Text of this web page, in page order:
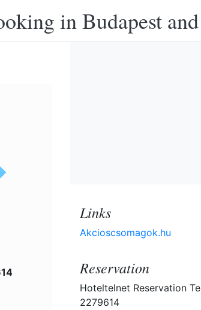
in Budapest
Links
Akcioscsomagok.hu
Reservation
Hoteltelnet Reservation
2279614